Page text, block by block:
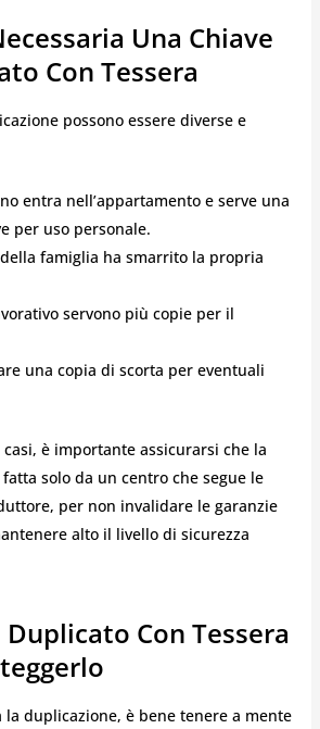
Una Chiave
Con Tessera
possono essere diverse e
entra nell’appartamento e serve una
per uso personale.
famiglia ha smarrito la propria
servono più copie per il
una copia di scorta per eventuali
è importante assicurarsi che la
solo da un centro che segue le
per non invalidare le garanzie
alto il livello di sicurezza
Duplicato Con Tessera
la duplicazione, è bene tenere a mente